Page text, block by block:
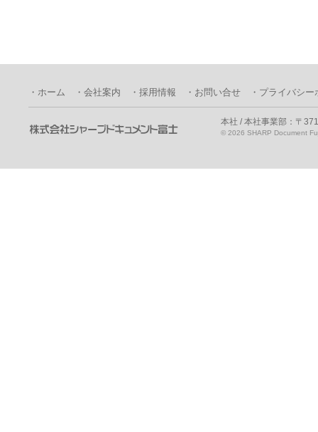
・ホーム ・会社案内 ・採用情報 ・お問い合せ ・プライバシ
本社 / 本社事業部：〒
© 2026 SHARP Document